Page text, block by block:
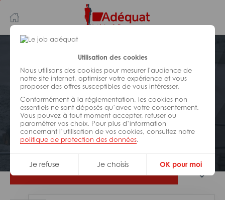
Utilisation des cookies
Nous utilisons des cookies pour mesurer l'audience de
notre site internet, optimiser votre expérience et vous
proposer des offres susceptibles de vous intéresser.
Conformément à la réglementation, les cookies non
essentiels ne sont déposés qu’avec votre consentement.
Vous pouvez à tout moment accepter, refuser ou
paramétrer vos choix. Pour plus d’information
concernant l’utilisation de vos cookies, consultez notre
politique de protection des données.
Je refuse Je choisis OK pour moi
au
contenu
principal
navigation
BÂTIMENT ET TRAVAUX PUBLICS
Réf : 068-321978
Manoeuvre apprentissage H/F
Interim Dax